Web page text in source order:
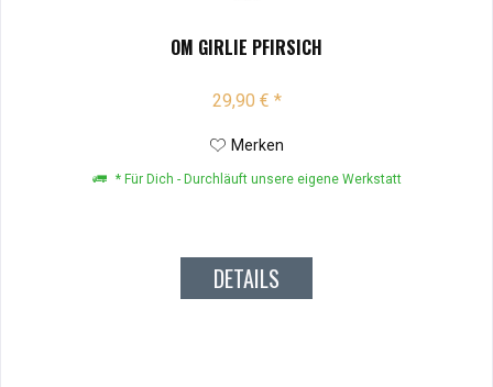
OM GIRLIE PFIRSICH
29,90 € *
Merken
* Für Dich - Durchläuft unsere eigene Werkstatt
DETAILS